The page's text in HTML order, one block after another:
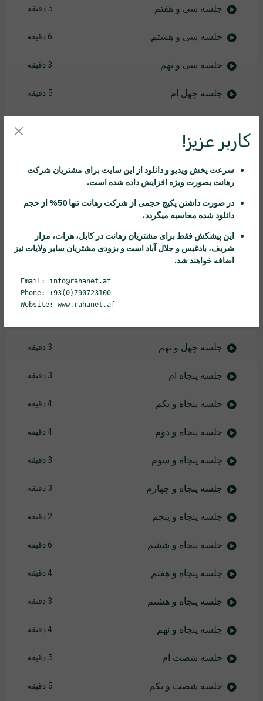
جلسه سی و هفتم 5 دقیقه
جلسه سی و هشتم 6 دقیقه
جلسه سی و نهم 3 دقیقه
جلسه چهل ام 5 دقیقه
جلسه چهل و دوم
جلسه چهل و سوم
جلسه چهل و چهارم 2 دقیقه
جلسه چهل و پنجم 4 دقیقه
جلسه چهل و ششم
3 دقیقه
جلسه چهل و نهم 3 دقیقه
جلسه پنجاه ام 3 دقیقه
جلسه پنجاه و یکم 4 دقیقه
جلسه پنجاه و دوم 4 دقیقه
جلسه پنجاه و سوم 3 دقیقه
جلسه پنجاه و چهارم 3 دقیقه
جلسه پنجاه و پنجم 2 دقیقه
جلسه پنجاه و ششم 6 دقیقه
جلسه پنجاه و هفتم 4 دقیقه
جلسه پنجاه و هشتم 3 دقیقه
جلسه پنجاه و نهم 4 دقیقه
جلسه شصت ام 5 دقیقه
جلسه شصت و یکم 5 دقیقه
کاربر عزیز!
سرعت پخش ویدیو و دانلود از این سایت برای مشتریان شرکت
رهانت بصورت ویژه افزایش داده شده است.
در صورت داشتن پکیج حجمی از شرکت رهانت
تنها 50% از حجم
دانلود شده محاسبه میگردد.
این پیشکش فقط برای مشتریان رهانت در کابل، هرات، مزار
شریف، بادغیس و جلال آباد است و بزودی مشتریان سایر ولایات نیز
اضافه خواهند شد.
Email: info@rahanet.af
Phone: +93(0)790723100
Website: www.rahanet.af